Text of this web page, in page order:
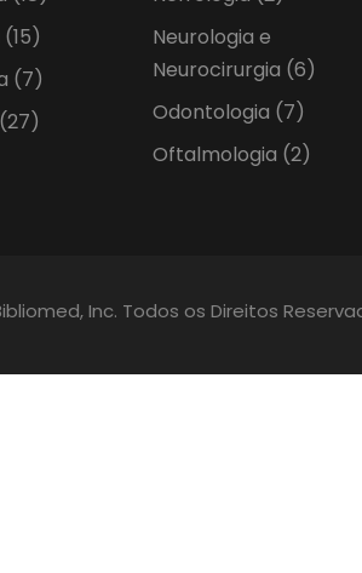
(15)
(7)
(27)
Neurologia e
Neurocirurgia (6)
Odontologia (7)
Oftalmologia (2)
Inc. Todos os Direitos